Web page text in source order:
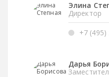
Элина
Директор
+7 (495)
Дарья